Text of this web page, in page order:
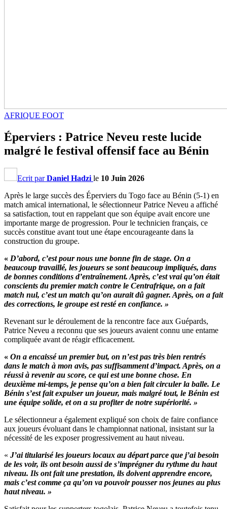
AFRIQUE FOOT
Éperviers : Patrice Neveu reste lucide
malgré le festival offensif face au Bénin
Ecrit parDaniel Hadzi le 10 Juin 2026
Après le large succès des Éperviers du Togo face au Bénin (5-1) en
match amical international, le sélectionneur Patrice Neveu a affiché
sa satisfaction, tout en rappelant que son équipe avait encore une
importante marge de progression. Pour le technicien français, ce
succès constitue avant tout une étape encourageante dans la
construction du groupe.
« D’abord, c’est pour nous une bonne fin de stage. On a
beaucoup travaillé, les joueurs se sont beaucoup impliqués, dans
de bonnes conditions d’entraînement. Après, c’est vrai qu’on était
conscients du premier match contre le Centrafrique, on a fait
match nul, c’est un match qu’on aurait dû gagner. Après, on a fait
des corrections, le groupe est resté en confiance. »
Revenant sur le déroulement de la rencontre face aux Guépards,
Patrice Neveu a reconnu que ses joueurs avaient connu une entame
compliquée avant de réagir efficacement.
« On a encaissé un premier but, on n’est pas très bien rentrés
dans le match à mon avis, pas suffisamment d’impact. Après, on a
réussi à revenir au score, ce qui est une bonne chose. En
deuxième mi-temps, je pense qu’on a bien fait circuler la balle. Le
Bénin s’est fait expulser un joueur, mais malgré tout, le Bénin est
une équipe solide, et on a su profiter de notre supériorité. »
Le sélectionneur a également expliqué son choix de faire confiance
aux joueurs évoluant dans le championnat national, insistant sur la
nécessité de les exposer progressivement au haut niveau.
« J’ai titularisé les joueurs locaux au départ parce que j’ai besoin
de les voir, ils ont besoin aussi de s’imprégner du rythme du haut
niveau. Ils ont fait une prestation, ils doivent apprendre encore,
mais c’est comme ça qu’on va pouvoir pousser nos jeunes au plus
haut niveau. »